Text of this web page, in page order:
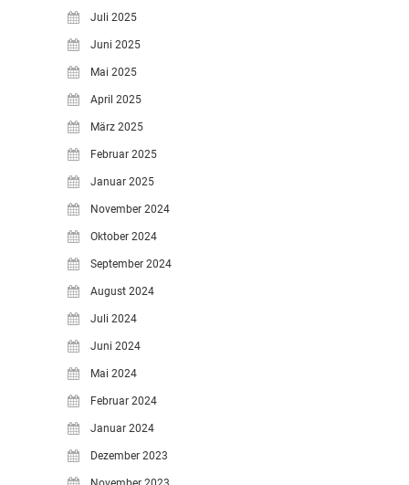
Juli 2025
Juni 2025
Mai 2025
April 2025
März 2025
Februar 2025
Januar 2025
November 2024
Oktober 2024
September 2024
August 2024
Juli 2024
Juni 2024
Mai 2024
Februar 2024
Januar 2024
Dezember 2023